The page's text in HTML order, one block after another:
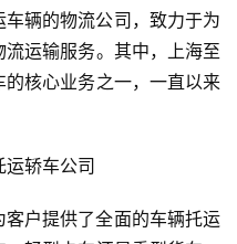
辆的物流公司，致力于为
运输服务。其中，上海至
核心业务之一，一直以来
户提供了全面的车辆托运